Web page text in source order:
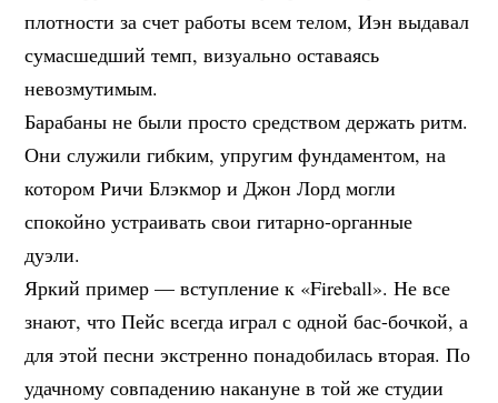
плотности за счет работы всем телом, Иэн выдавал
сумасшедший темп, визуально оставаясь
невозмутимым.
Барабаны не были просто средством держать ритм.
Они служили гибким, упругим фундаментом, на
котором Ричи Блэкмор и Джон Лорд могли
спокойно устраивать свои гитарно-органные
дуэли.
Яркий пример — вступление к «Fireball». Не все
знают, что Пейс всегда играл с одной бас-бочкой, а
для этой песни экстренно понадобилась вторая. По
удачному совпадению накануне в той же студии